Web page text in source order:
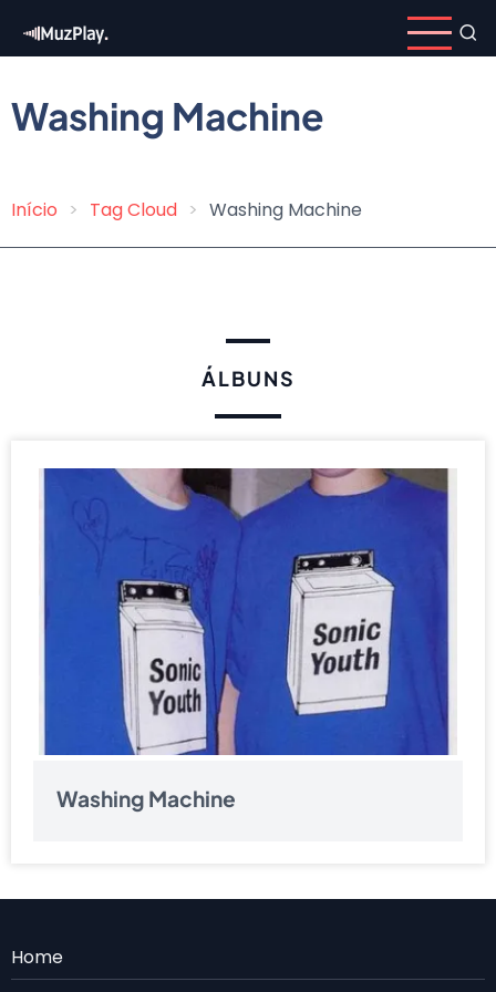
para
conteúdo
principal
Washing Machine
Trilha
Início Tag Cloud Washing Machine
ÁLBUNS
Washing Machine
Menu
Rodape
Home